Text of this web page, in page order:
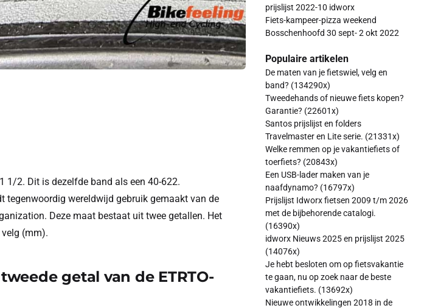
1/2. Dit is dezelfde band als een 40-622.
tegenwoordig wereldwijd gebruik gemaakt van de
Deze maat bestaat uit twee getallen. Het
(mm).
getal van de ETRTO-
prijslijst 2022-10 idworx
Fiets-kampeer-pizza weekend
Bosschenhoofd 30 sept- 2 okt 2022
Populaire artikelen
De maten van je fietswiel, velg en
band? (134290x)
Tweedehands of nieuwe fiets kopen?
Garantie? (22601x)
Santos prijslijst en folders
Travelmaster en Lite serie. (21331x)
Welke remmen op je vakantiefiets of
toerfiets? (20843x)
Een USB-lader maken van je
naafdynamo? (16797x)
Prijslijst Idworx fietsen 2009 t/m 2026
met de bijbehorende catalogi.
(16390x)
idworx Nieuws 2025 en prijslijst 2025
(14076x)
Je hebt besloten om op fietsvakantie
te gaan, nu op zoek naar de beste
vakantiefiets. (13692x)
Nieuwe ontwikkelingen 2018 in de